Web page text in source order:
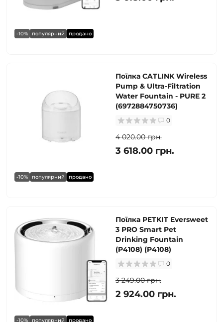
-10% популярний продано
-10% популярний продано
Поїлка CATLINK Wireless
Pump & Ultra-Filtration
Water Fountain - PURE 2
(6972884750736)
0
4 020.00 грн.
3 618.00 грн.
-10% популярний продано
Поїлка PETKIT Eversweet
3 PRO Smart Pet
Drinking Fountain
(P4108) (P4108)
0
3 249.00 грн.
2 924.00 грн.